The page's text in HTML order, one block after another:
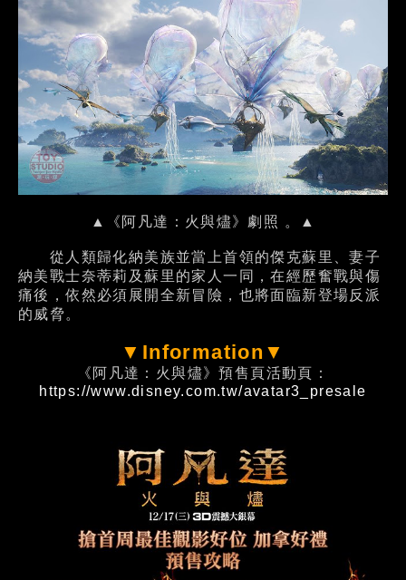
▲《阿凡達：火與燼》劇照 。▲
從人類歸化納美族並當上首領的傑克蘇里、妻子
納美戰士奈蒂莉及蘇里的家人一同，在經歷奮戰與傷
痛後，依然必須展開全新冒險，也將面臨新登場反派
的威脅。
▼Information▼
《阿凡達：火與燼》預售頁活動頁：
https://www.disney.com.tw/avatar3_presale